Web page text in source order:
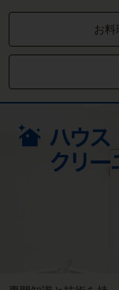
お